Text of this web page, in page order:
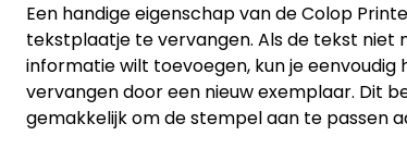
Een handige eigenschap van de Colop
tekstplaatje te vervangen. Als de tekst niet
informatie wilt toevoegen, kun je
vervangen door een nieuw exemplaar. Dit
gemakkelijk om de stempel aan te passen